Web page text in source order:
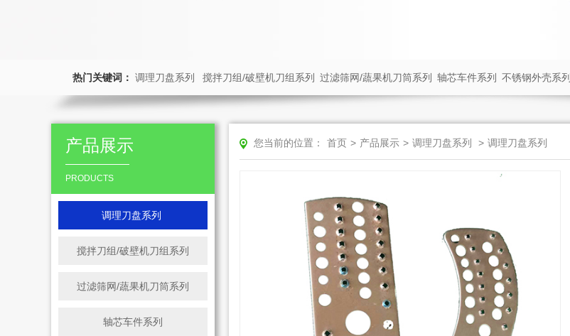
热门关键词： 调理刀盘系列 搅拌刀组/破壁机刀组系列 过滤筛网/蔬果机刀筒系列 轴芯车件系列 不锈钢外壳系列
产品展示
PRODUCTS
调理刀盘系列
搅拌刀组/破壁机刀组系列
过滤筛网/蔬果机刀筒系列
轴芯车件系列
您当前的位置： 首页 > 产品展示 > 调理刀盘系列 > 调理刀盘系列